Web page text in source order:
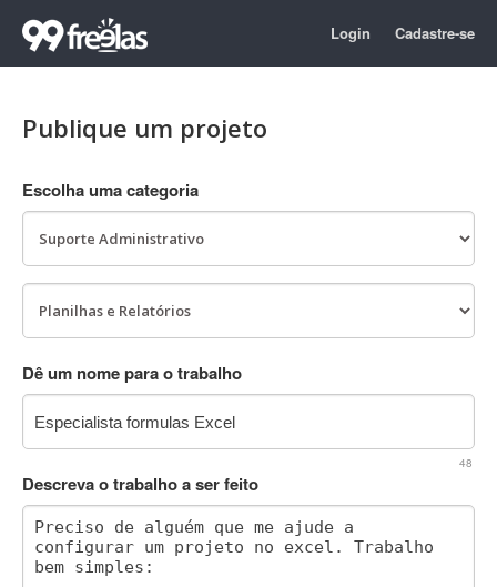
Login Cadastre-se
Publique um projeto
Escolha uma categoria
Dê um nome para o trabalho
48
Descreva o trabalho a ser feito